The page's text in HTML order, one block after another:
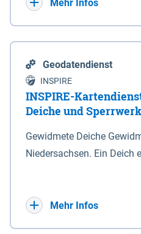
Mehr Infos
Geodatendienst
INSPIRE
INSPIRE-
Deiche und
Gewidmete Deiche
Niedersachsen. Ein Deich
Deichbehörde durch
Mehr Infos